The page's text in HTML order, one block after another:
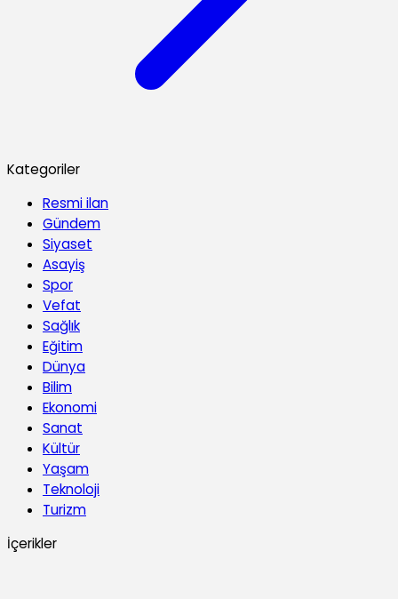
Kategoriler
Resmi ilan
Gündem
Siyaset
Asayiş
Spor
Vefat
Sağlık
Eğitim
Dünya
Bilim
Ekonomi
Sanat
Kültür
Yaşam
Teknoloji
Turizm
İçerikler